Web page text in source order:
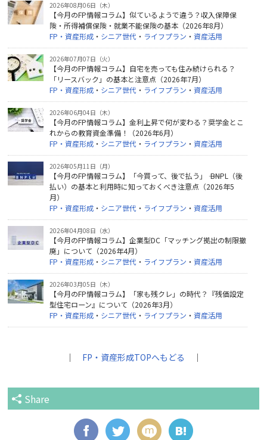
2026年08月06日（木）
【今月のFP情報コラム】似ているようで違う？収入保障保
険・所得補償保険・就業不能保険の基本（2026年8月）
FP・資産形成 ・ シニア世代 ・ ライフプラン ・資産活用
2026年07月07日（火）
【今月のFP情報コラム】自宅を売っても住み続けられる？
「リースバック」の基本と注意点（2026年7月）
FP・資産形成 ・ シニア世代 ・ ライフプラン ・資産活用
2026年06月04日（木）
【今月のFP情報コラム】金利上昇で何が変わる？奨学金とこ
れからの教育資金準備！（2026年6月）
FP・資産形成 ・ シニア世代 ・ ライフプラン ・資産活用
2026年05月11日（月）
【今月のFP情報コラム】「今買って、後で払う」 ―― BNPL（後
払い）の基本と利用時に知っておくべき注意点（2026年5
月）
FP・資産形成 ・ シニア世代 ・ ライフプラン ・資産活用
2026年04月08日（水）
【今月のFP情報コラム】企業型DC「マッチング拠出の制限撤
廃」について（2026年4月）
FP・資産形成 ・ シニア世代 ・ ライフプラン ・資産活用
2026年03月05日（木）
【今月のFP情報コラム】「家も残クレ」の時代？『残価設定
型住宅ローン』について（2026年3月）
FP・資産形成 ・ シニア世代 ・ ライフプラン ・資産活用
｜ FP・資産形成TOPへもどる ｜
Share